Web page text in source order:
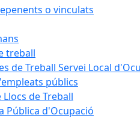
o vinculats
treball
de Treball Servei Local
públics
Llocs de Treball
Pública d'Ocupació